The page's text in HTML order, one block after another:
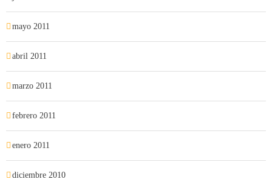
mayo 2011
abril 2011
marzo 2011
febrero 2011
enero 2011
diciembre 2010